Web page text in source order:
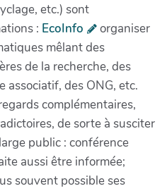
etc.) sont
: EcoInfo
organiser
mêlant des
de la recherche, des
associatif, des ONG, etc.
complémentaires,
de sorte à susciter
public : conférence
aussi être informée;
souvent possible ses